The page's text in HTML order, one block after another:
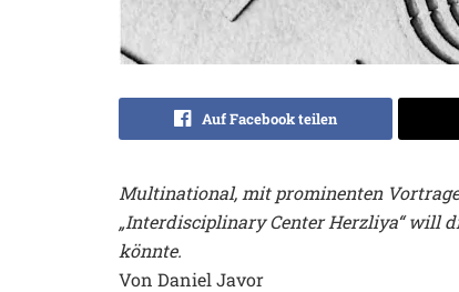
Auf Facebook teilen
Multinational, mit prominenten
„Interdisciplinary Center Herzliya“ will
könnte.
Von Daniel Javor